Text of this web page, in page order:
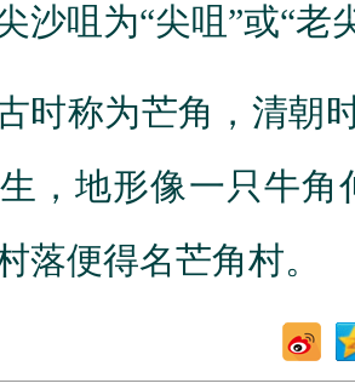
沙咀为“尖咀”或“老
称为芒角，清朝时
，地形像一只牛
落便得名芒角村。